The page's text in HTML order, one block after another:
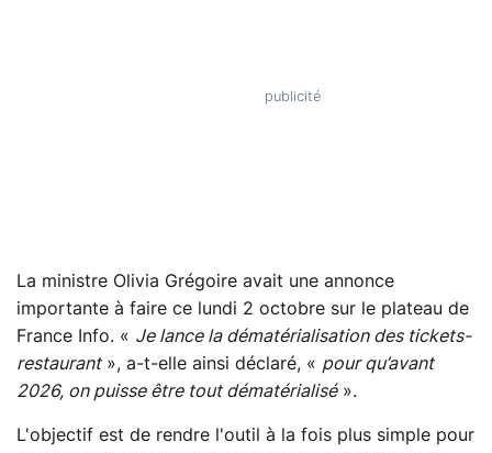
La ministre Olivia Grégoire avait une annonce
importante à faire ce lundi 2 octobre sur le plateau de
France Info. « Je lance la dématérialisation des tickets-
restaurant», a-t-elle ainsi déclaré, « pour qu’avant
2026, on puisse être tout dématérialisé».
L'objectif est de rendre l'outil à la fois plus simple pour